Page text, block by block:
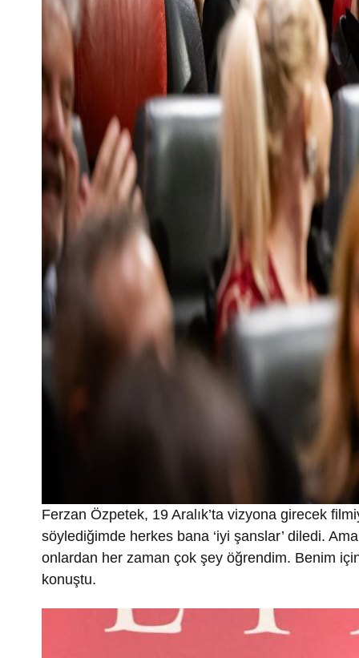
Ferzan Özpetek, 19 Aralık’ta vizyona girecek
söylediğimde herkes bana ‘iyi şanslar’ diledi.
onlardan her zaman çok şey öğrendim. Benim
konuştu.